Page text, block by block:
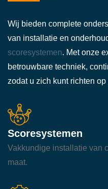
Wij bieden complete
van installatie en
scoresystemen. Met onze
betrouwbare techniek,
zodat u zich kunt richten
Scoresystemen
Vakkundige installatie van
maat.